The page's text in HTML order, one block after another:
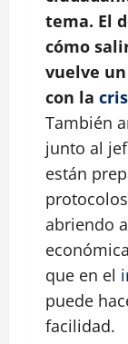
tema. El
cómo
vuelve
con la
También
junto al
están
abriendo
que en el
puede
facilidad.